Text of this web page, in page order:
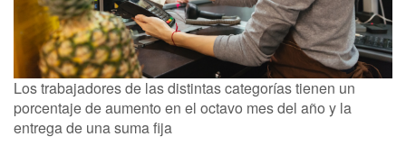
Los trabajadores de las distintas categorías tienen un
porcentaje de aumento en el octavo mes del año y la
entrega de una suma fija